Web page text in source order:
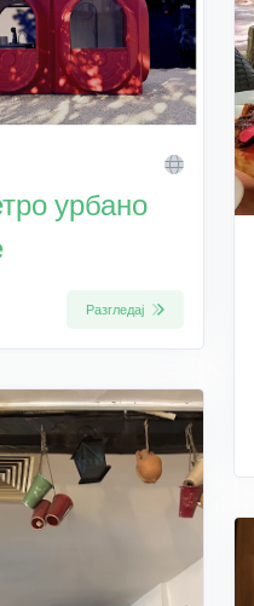
урбано
Разгледај